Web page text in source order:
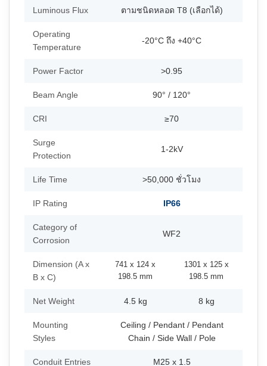
Luminous Flux ตามชนิดหลอด T8 (เลือกได้)
Operating
Temperature
-20°C ถึง +40°C
Power Factor >0.95
Beam Angle 90° / 120°
CRI ≥70
Surge
Protection
1-2kV
Life Time >50,000 ชั่วโมง
IP Rating IP66
Category of
Corrosion
WF2
Dimension (A x
B x C)
741 x 124 x
198.5 mm
1301 x 125 x
198.5 mm
Net Weight 4.5 kg 8 kg
Mounting
Styles
Ceiling / Pendant / Pendant
Chain / Side Wall / Pole
Conduit Entries M25 x 1.5